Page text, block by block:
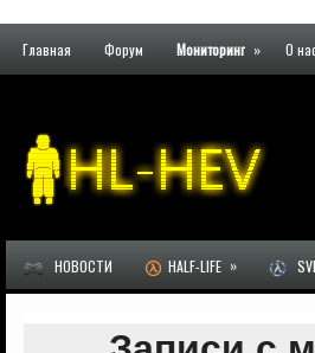
Главная Форум Мониторинг » О
НОВОСТИ HALF-LIFE »